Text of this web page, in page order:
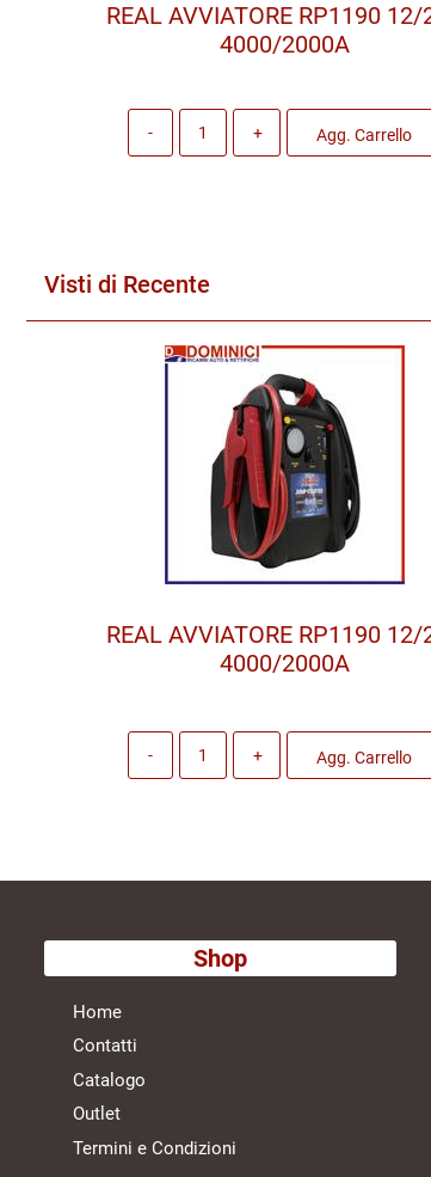
REAL AVVIATORE RP1190 12/
4000/2000A
Agg. Carrello
Visti di Recente
REAL AVVIATORE RP1190 12/
4000/2000A
Agg. Carrello
Shop
Home
Contatti
Catalogo
Outlet
Termini e Condizioni